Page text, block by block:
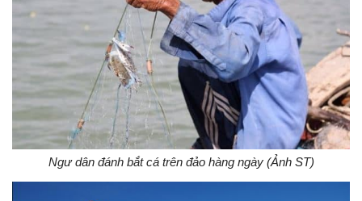
Ngư dân đánh bắt cá trên đảo hàng ngày (Ảnh ST)